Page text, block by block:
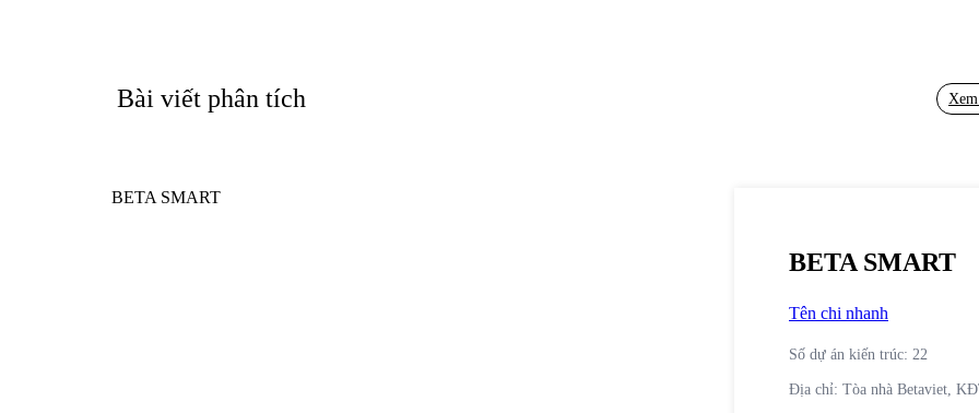
Bài viết phân tích
BETA SMART
Tên chi nhanh
Số dự án kiến trúc: 22
Địa chỉ: Tòa nhà Betaviet,